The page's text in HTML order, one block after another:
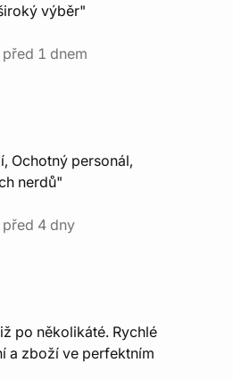
výběr"
1 dnem
Ochotný personál,
nerdů"
4 dny
po několikáté. Rychlé
a zboží ve perfektním